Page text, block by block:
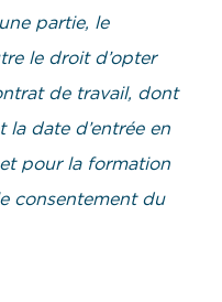
partie, le
le droit d’opter
de travail, dont
la date d’entrée en
pour la formation
consentement du